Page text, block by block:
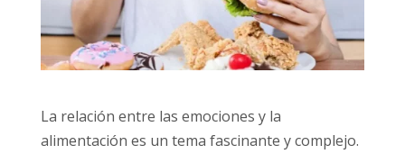
La relación entre las emociones y la
alimentación es un tema fascinante y complejo.